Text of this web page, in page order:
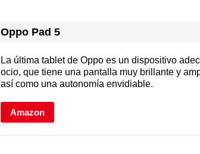
Oppo Pad 5
Amazon
La última tablet de Oppo es un dispositivo
ocio, que tiene una pantalla muy brillante y
así como una autonomía envidiable.